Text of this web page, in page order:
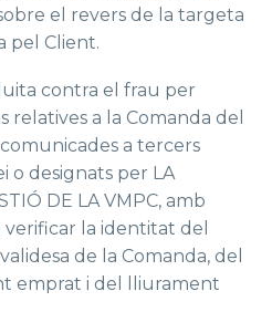
el revers de la targeta
pel Client.
contra el frau per
relatives a la Comanda del
a tercers
o designats per LA
DE LA VMPC, amb
verificar la identitat del
de la Comanda, del
emprat i del lliurament